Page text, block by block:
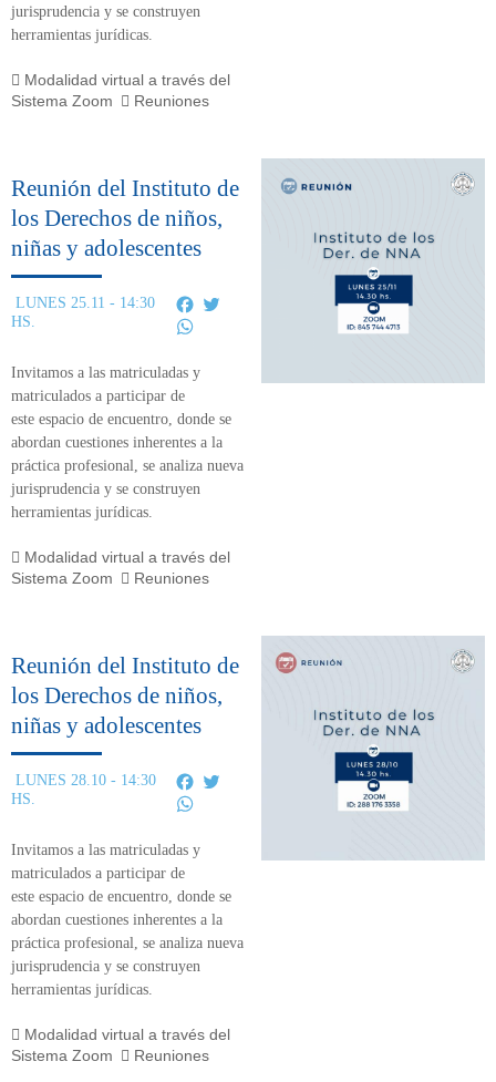
jurisprudencia y se construyen
herramientas jurídicas.
Modalidad virtual a través del
Sistema Zoom
Reuniones
Reunión del Instituto de
los Derechos de niños,
niñas y adolescentes
LUNES 25.11 - 14:30
HS.
Facebook
Invitamos a las matriculadas y
matriculados a participar de
este espacio de encuentro, donde se
abordan cuestiones inherentes a la
práctica profesional, se analiza nueva
jurisprudencia y se construyen
herramientas jurídicas.
Modalidad virtual a través del
Sistema Zoom
Reuniones
Reunión del Instituto de
los Derechos de niños,
niñas y adolescentes
LUNES 28.10 - 14:30
HS.
Facebook
Invitamos a las matriculadas y
matriculados a participar de
este espacio de encuentro, donde se
abordan cuestiones inherentes a la
práctica profesional, se analiza nueva
jurisprudencia y se construyen
herramientas jurídicas.
Modalidad virtual a través del
Sistema Zoom
Reuniones